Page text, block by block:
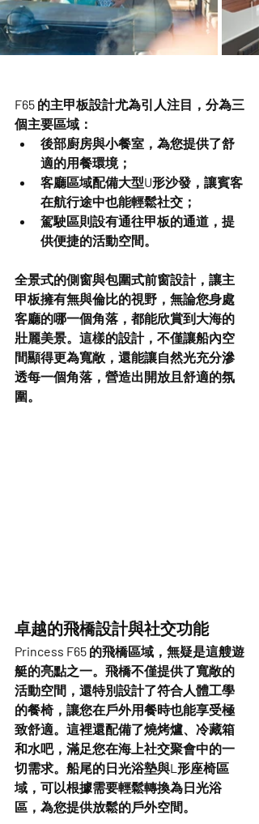
F65 的主甲板設計尤為引人注目，分為三
個主要區域 ：
後部廚房與小餐室 ，為您提供了舒
適的用餐環境；
客廳區域配備大型U形沙發，讓賓客
在航行途中也能輕鬆社交；
駕駛區則設有通往甲板的通道，提
供便捷的活動空間。
全景式的側窗與包圍式前窗設計，讓主
甲板擁有無與倫比的視野，無論您身處
客廳的哪一個角落，都能欣賞到大海的
壯麗美景。這樣的設計，不僅讓船內空
間顯得更為寬敞，還能讓自然光充分滲
透每一個角落，營造出開放且舒適的氛
圍。
卓越的飛橋設計與社交功能
Princess F65 的飛橋區域，無疑是這艘遊
艇的亮點之一。飛橋不僅提供了寬敞的
活動空間，還特別設計了符合人體工學
的餐椅，讓您在戶外用餐時也能享受極
致舒適。這裡還配備了燒烤爐、冷藏箱
和水吧，滿足您在海上社交聚會中的一
切需求。船尾的日光浴墊與L形座椅區
域，可以根據需要輕鬆轉換為日光浴
區，為您提供放鬆的戶外空間。